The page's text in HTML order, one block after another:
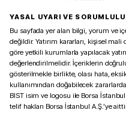
YASAL UYARI VE
Bu sayfada yer alan bilgi, yorum ve
değildir. Yatırım kararları, kişisel
göre yetkili kurumlarla yapılacak
değerlendirilmelidir. İçeriklerin
gösterilmekle birlikte, olası hata,
kullanımından doğabilecek
BIST isim ve logosu ile Borsa
telif hakları Borsa İstanbul A.Ş.’ye